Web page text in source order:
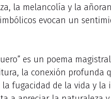
la melancolía y la
evocan un
es un poema
la conexión profunda
fugacidad de la vida y